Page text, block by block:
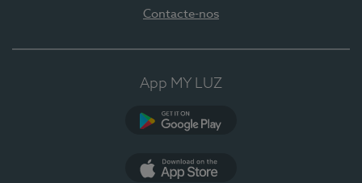
Contacte-nos
App MY LUZ